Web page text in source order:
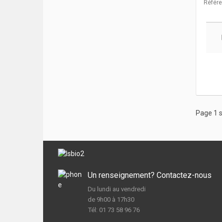
Page 1
Un renseignement? Contactez-nous
Du lundi au vendredi
de 9h00 à 17h30
Tél: 01 73 58 96 76